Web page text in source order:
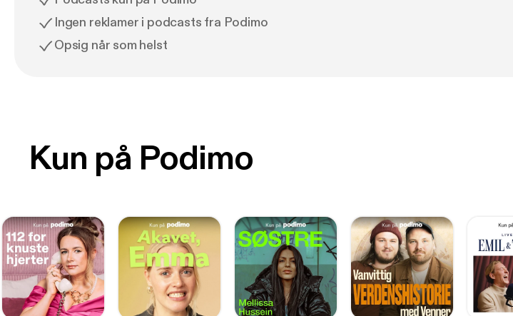
Ingen reklamer i podcasts fra Podimo
Opsig når som helst
Kun på Podimo